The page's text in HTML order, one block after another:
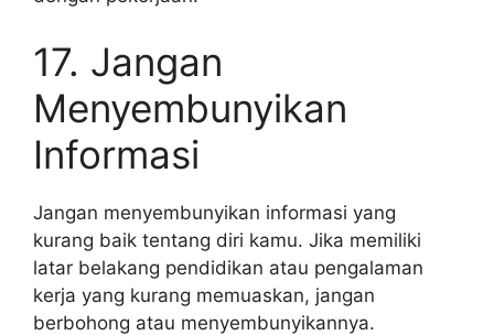
17. Jangan
Menyembunyikan
Informasi
Jangan menyembunyikan informasi yang
kurang baik tentang diri kamu. Jika memiliki
latar belakang pendidikan atau pengalaman
kerja yang kurang memuaskan, jangan
berbohong atau menyembunyikannya.